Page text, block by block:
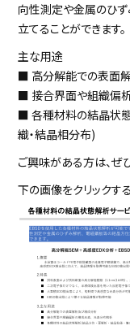
向性測定や金属のひ
立てることができます。
主な用途
■ 高分解能での表面
■ 接合界面や組織偏
■ 各種材料の結晶状態
織・結晶相分布)
ご興味がある方は、ぜ
下の画像をクリックす